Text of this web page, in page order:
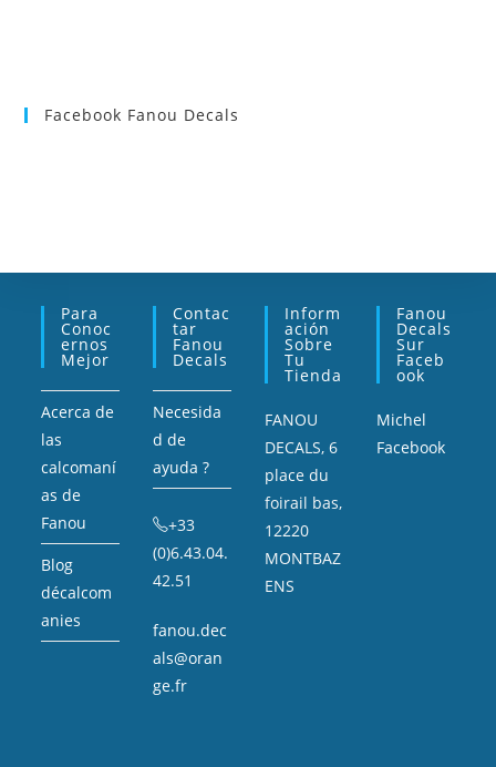
Facebook Fanou Decals
Para
Conoc
Ernos
Mejor
Acerca de
las
calcomaní
as de
Fanou
Blog
décalcom
anies
Contac
Tar
Fanou
Decals
Necesida
d de
ayuda ?
+33
(0)6.43.04.
42.51
fanou.dec
als@oran
ge.fr
Inform
Ación
Sobre
Tu
Tienda
FANOU
DECALS, 6
place du
foirail bas,
12220
MONTBAZ
ENS
Fanou
Decals
Sur
Faceb
Ook
Michel
Facebook